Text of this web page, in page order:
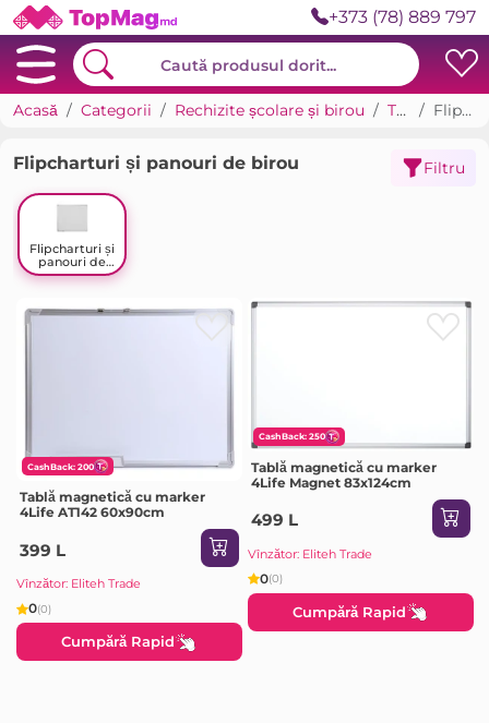
+373 (78) 889 797
Acasă Categorii Rechizite școlare și birou Table de prezentare Flipcharturi și panouri de birou
Flipcharturi și panouri de birou Filtru
Flipcharturi și
panouri de
birou
CashBack: 200
Tablă magnetică cu marker
4Life AT142 60x90cm
399 L
Vînzător: Eliteh Trade
0(0)
Cumpără Rapid
CashBack: 250
Tablă magnetică cu marker
4Life Magnet 83x124cm
499 L
Vînzător: Eliteh Trade
0(0)
Cumpără Rapid